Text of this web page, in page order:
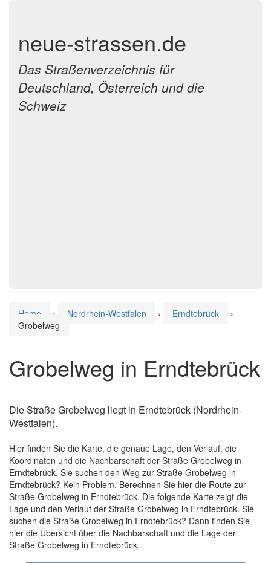
neue-strassen.de
Das Straßenverzeichnis für
Deutschland, Österreich und die
Schweiz
Home › Nordrhein-Westfalen › Erndtebrück
›
Grobelweg
Grobelweg in Erndtebrück
Die Straße Grobelweg liegt in Erndtebrück (Nordrhein-
Westfalen).
Hier finden Sie die Karte, die genaue Lage, den Verlauf, die
Koordinaten und die Nachbarschaft der Straße Grobelweg in
Erndtebrück. Sie suchen den Weg zur Straße Grobelweg in
Erndtebrück? Kein Problem. Berechnen Sie hier die Route zur
Straße Grobelweg in Erndtebrück. Die folgende Karte zeigt die
Lage und den Verlauf der Straße Grobelweg in Erndtebrück. Sie
suchen die Straße Grobelweg in Erndtebrück? Dann finden Sie
hier die Übersicht über die Nachbarschaft und die Lage der
Straße Grobelweg in Erndtebrück.